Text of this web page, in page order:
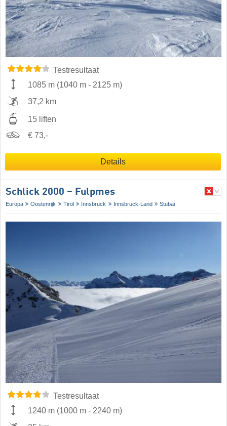
Testresultaat
1085 m (1040 m - 2125 m)
37,2 km
15 liften
€ 73,-
Details
Schlick 2000 – Fulpmes
Europa Oostenrijk Tirol Innsbruck Innsbruck-Land Stubai
Testresultaat
1240 m (1000 m - 2240 m)